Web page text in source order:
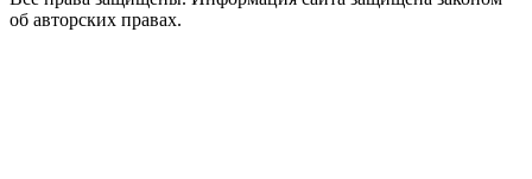
об авторских правах.